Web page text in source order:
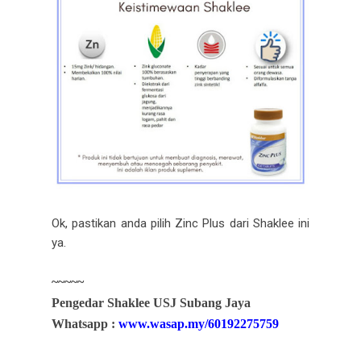
Ok, pastikan anda pilih Zinc Plus dari Shaklee ini
ya.
~~~~~
Pengedar Shaklee USJ Subang Jaya
Whatsapp : www.wasap.my/60192275759